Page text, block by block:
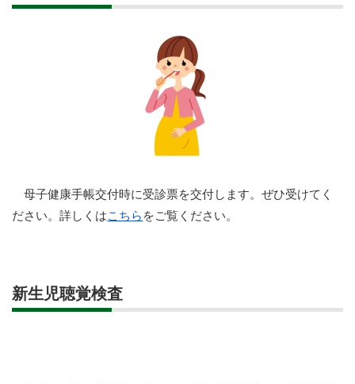
母子健康手帳交付時に受診票を交付します。ぜひ受けてく
ださい。詳しくはこちら をご覧ください。
新生児聴覚検査